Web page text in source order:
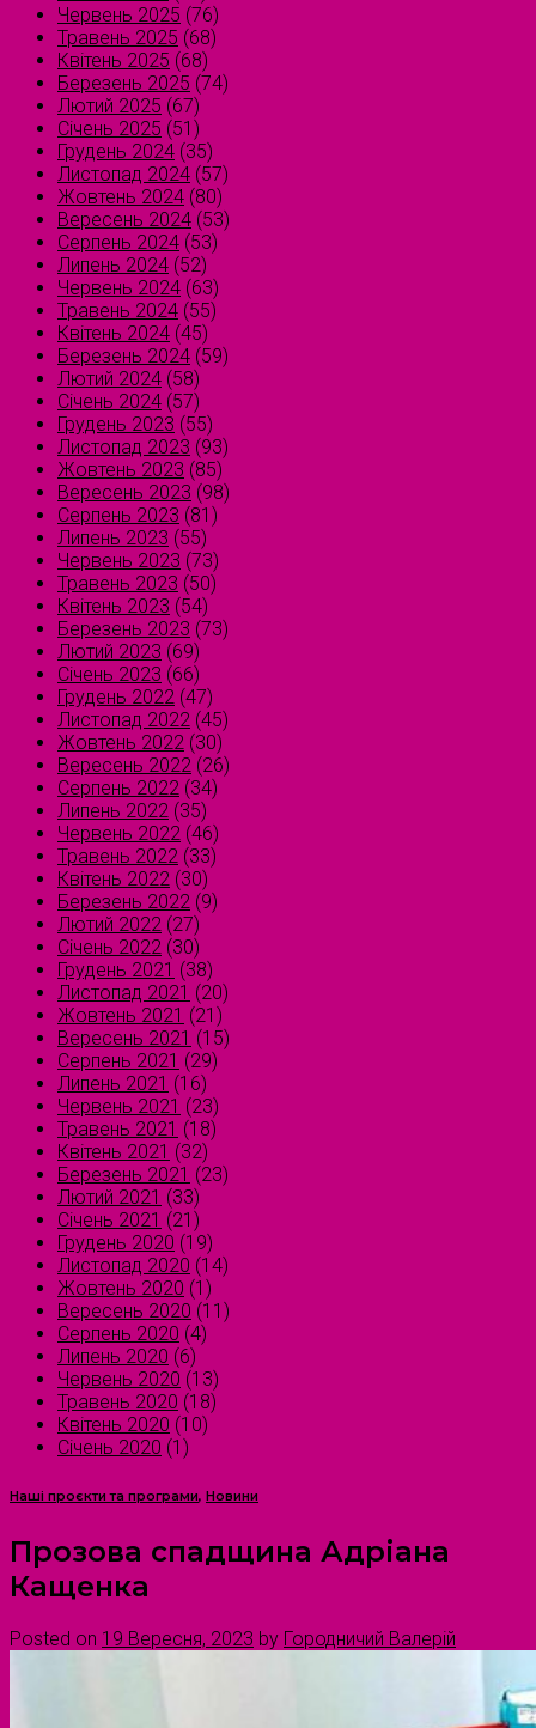
Червень 2025 (76)
Травень 2025 (68)
Квітень 2025 (68)
Березень 2025 (74)
Лютий 2025 (67)
Січень 2025 (51)
Грудень 2024 (35)
Листопад 2024 (57)
Жовтень 2024 (80)
Вересень 2024 (53)
Серпень 2024 (53)
Липень 2024 (52)
Червень 2024 (63)
Травень 2024 (55)
Квітень 2024 (45)
Березень 2024 (59)
Лютий 2024 (58)
Січень 2024 (57)
Грудень 2023 (55)
Листопад 2023 (93)
Жовтень 2023 (85)
Вересень 2023 (98)
Серпень 2023 (81)
Липень 2023 (55)
Червень 2023 (73)
Травень 2023 (50)
Квітень 2023 (54)
Березень 2023 (73)
Лютий 2023 (69)
Січень 2023 (66)
Грудень 2022 (47)
Листопад 2022 (45)
Жовтень 2022 (30)
Вересень 2022 (26)
Серпень 2022 (34)
Липень 2022 (35)
Червень 2022 (46)
Травень 2022 (33)
Квітень 2022 (30)
Березень 2022 (9)
Лютий 2022 (27)
Січень 2022 (30)
Грудень 2021 (38)
Листопад 2021 (20)
Жовтень 2021 (21)
Вересень 2021 (15)
Серпень 2021 (29)
Липень 2021 (16)
Червень 2021 (23)
Травень 2021 (18)
Квітень 2021 (32)
Березень 2021 (23)
Лютий 2021 (33)
Січень 2021 (21)
Грудень 2020 (19)
Листопад 2020 (14)
Жовтень 2020 (1)
Вересень 2020 (11)
Серпень 2020 (4)
Липень 2020 (6)
Червень 2020 (13)
Травень 2020 (18)
Квітень 2020 (10)
Січень 2020 (1)
Наші проєкти та програми, Новини
Прозова спадщина Адріана
Кащенка
Posted on 19 Вересня, 2023 by Городничий Валерій